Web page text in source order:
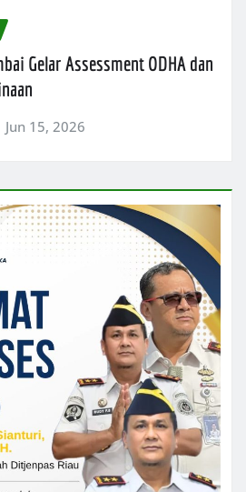
Gelar Assessment ODHA dan
Jun 15, 2026